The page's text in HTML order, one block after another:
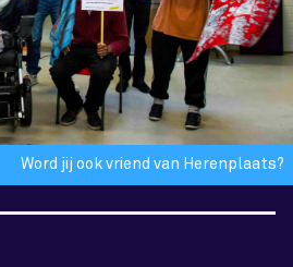
Word jij ook vriend van Herenplaats?